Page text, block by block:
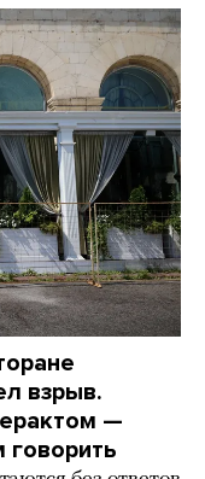
взрыв.
—
говорить